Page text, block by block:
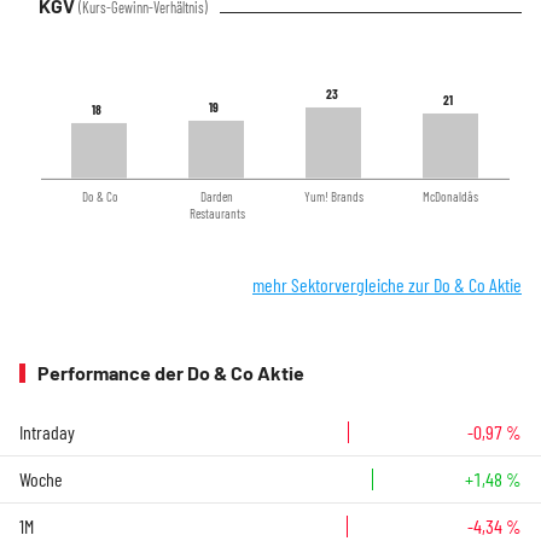
KGV (Kurs-Gewinn-Verhältnis)
18
18 19
19
23
23 21
21
Do & Co
Darden
Restaurants
Yum! Brands McDonaldâs
mehr Sektorvergleiche zur Do & Co Aktie
Performance der Do & Co Aktie
Intraday -0,97 %
Woche +1,48 %
1M -4,34 %